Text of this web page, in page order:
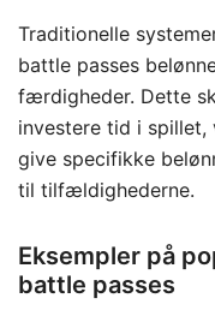
Traditionelle
battle passes
færdigheder. Dette
investere tid i spillet,
give specifikke
til tilfældighederne.
Eksempler på
battle passes